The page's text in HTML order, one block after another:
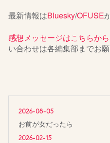
最新情報はBluesky/OFUSE
感想メッセージはこちらから
い合わせは各編集部までお願
2026-08-05
お前が女だったら
2026-02-15